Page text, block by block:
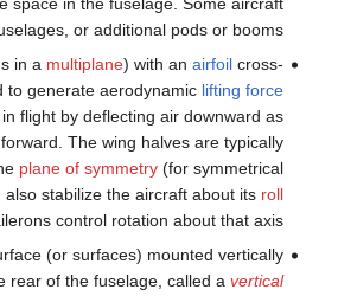
space in the fuselage. Some aircraft
or additional pods or booms.
in a multiplane) with an airfoilcross-
to generate aerodynamic lifting force
flight by deflecting air downward as
The wing halves are typically
plane of symmetry(for symmetrical
stabilize the aircraft about its roll
control rotation about that axis.
(or surfaces) mounted vertically
rear of the fuselage, called a vertical